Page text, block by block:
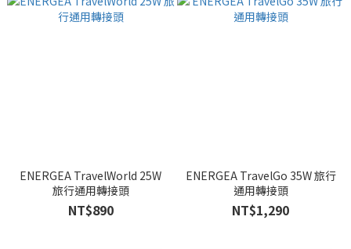
ENERGEA TravelWorld 25W
旅行通用轉接頭
NT$890
ENERGEA TravelGo 35W 旅行
通用轉接頭
NT$1,290